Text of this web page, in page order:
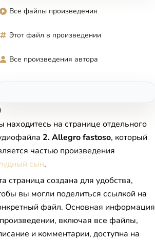
Все файлы произведения
Этот файл в произведении
Все произведения автора
находитесь на странице отдельного
2. Allegro fastoso, который
частью произведения
сын.
страница создана для удобства,
вы могли поделиться ссылкой на
файл. Основная информация
включая все файлы,
и комментарии, доступна на